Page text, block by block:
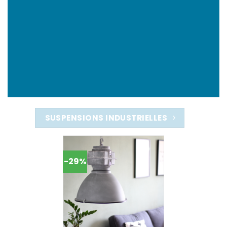
SUSPENSIONS INDUSTRIELLES
-29%